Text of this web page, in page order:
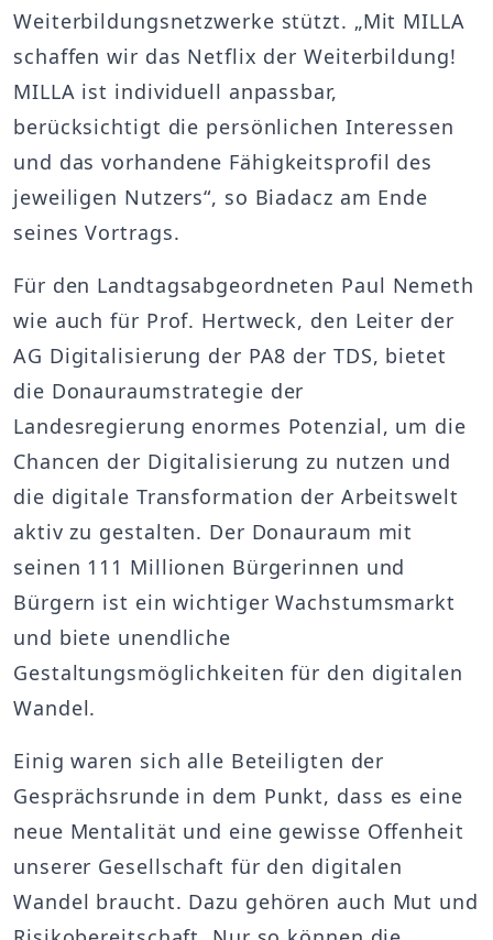
Weiterbildungsnetzwerke stützt. „Mit MILLA
schaffen wir das Netflix der Weiterbildung!
MILLA ist individuell anpassbar,
berücksichtigt die persönlichen Interessen
und das vorhandene Fähigkeitsprofil des
jeweiligen Nutzers“, so Biadacz am Ende
seines Vortrags.
Für den Landtagsabgeordneten Paul Nemeth
wie auch für Prof. Hertweck, den Leiter der
AG Digitalisierung der PA8 der TDS, bietet
die Donauraumstrategie der
Landesregierung enormes Potenzial, um die
Chancen der Digitalisierung zu nutzen und
die digitale Transformation der Arbeitswelt
aktiv zu gestalten. Der Donauraum mit
seinen 111 Millionen Bürgerinnen und
Bürgern ist ein wichtiger Wachstumsmarkt
und biete unendliche
Gestaltungsmöglichkeiten für den digitalen
Wandel.
Einig waren sich alle Beteiligten der
Gesprächsrunde in dem Punkt, dass es eine
neue Mentalität und eine gewisse Offenheit
unserer Gesellschaft für den digitalen
Wandel braucht. Dazu gehören auch Mut und